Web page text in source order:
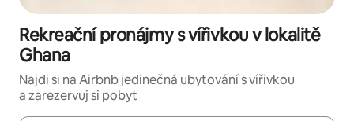
Rekreační pronájmy s vířivkou v lokalitě
Ghana
Najdi si na Airbnb jedinečná ubytování s vířivkou
a zarezervuj si pobyt